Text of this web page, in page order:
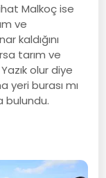
Malkoç ise
ve
kaldığını
tarım ve
olur diye
yeri burası mı
bulundu.